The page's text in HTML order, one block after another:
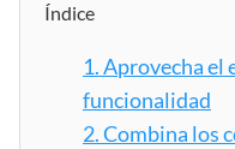
Índice
1.Aprovecha el
funcionalidad
2.Combina los